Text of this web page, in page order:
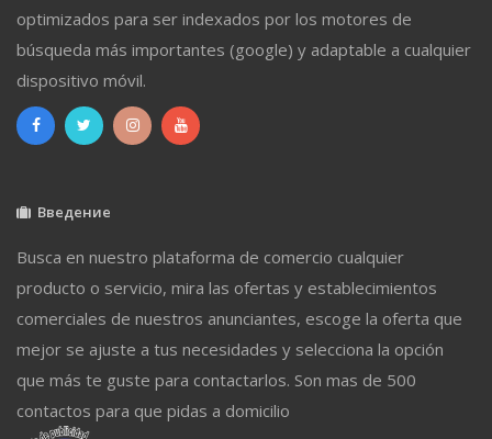
optimizados para ser indexados por los motores de
búsqueda más importantes (google) y adaptable a cualquier
dispositivo móvil.
Введение
Busca en nuestro plataforma de comercio cualquier
producto o servicio, mira las ofertas y establecimientos
comerciales de nuestros anunciantes, escoge la oferta que
mejor se ajuste a tus necesidades y selecciona la opción
que más te guste para contactarlos. Son mas de 500
contactos para que pidas a domicilio